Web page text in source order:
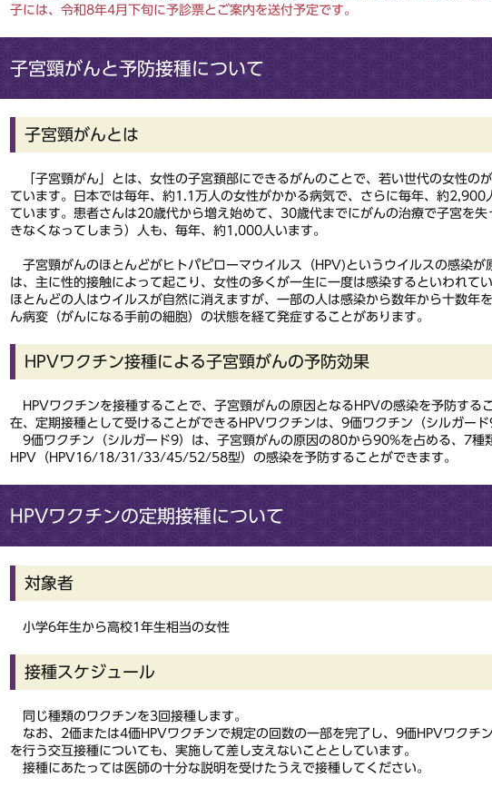
子には、令和8年4月下旬に予診票とご案内を送付予定です。
子宮頸がんと予防接種について
子宮頸がんとは
「子宮頸がん」とは、女性の子宮頚部にできるがんのことで、若い世代の女性の
ています。日本では毎年、約1.1万人の女性がかかる病気で、さらに毎年、約2,900
ています。患者さんは20歳代から増え始めて、30歳代までにがんの治療で子宮を失
きなくなってしまう）人も、毎年、約1,000人います。
子宮頸がんのほとんどがヒトパピローマウイルス（HPV)というウイルスの感染が
は、主に性的接触によって起こり、女性の多くが一生に一度は感染するといわれて
ほとんどの人はウイルスが自然に消えますが、一部の人は感染から数年から十数年
ん病変（がんになる手前の細胞）の状態を経て発症することがあります。
HPVワクチン接種による子宮頸がんの予防効果
HPVワクチンを接種することで、子宮頸がんの原因となるHPVの感染を予防する
在、定期接種として受けることができるHPVワクチンは、9価ワクチン（シルガード
9価ワクチン（シルガード9）は、子宮頸がんの原因の80から90%を占める、7種
HPV（HPV16/18/31/33/45/52/58型）の感染を予防することができます。
HPVワクチンの定期接種について
対象者
小学6年生から高校1年生相当の女性
接種スケジュール
同じ種類のワクチンを3回接種します。
なお、2価または4価HPVワクチンで規定の回数の一部を完了し、9価HPVワクチ
を行う交互接種についても、実施して差し支えないこととしています。
接種にあたっては医師の十分な説明を受けたうえで接種してください。